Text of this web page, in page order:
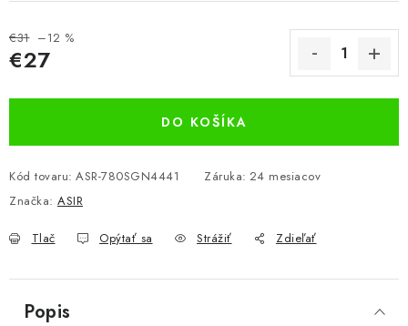
€31 –12 %
€27
DO KOŠÍKA
Kód tovaru: ASR-780SGN4441 Záruka: 24 mesiacov
Značka: ASIR
Tlač Opýtať sa Strážiť Zdieľať
Popis